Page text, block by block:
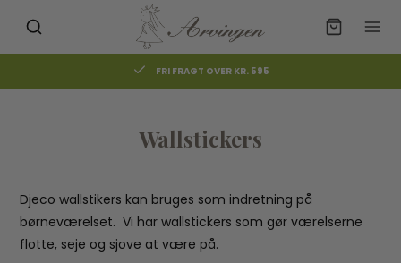
FRI FRAGT OVER KR. 595
Wallstickers
Djeco wallstikers kan bruges som indretning på
børneværelset. Vi har wallstickers som gør værelserne
flotte, seje og sjove at være på.